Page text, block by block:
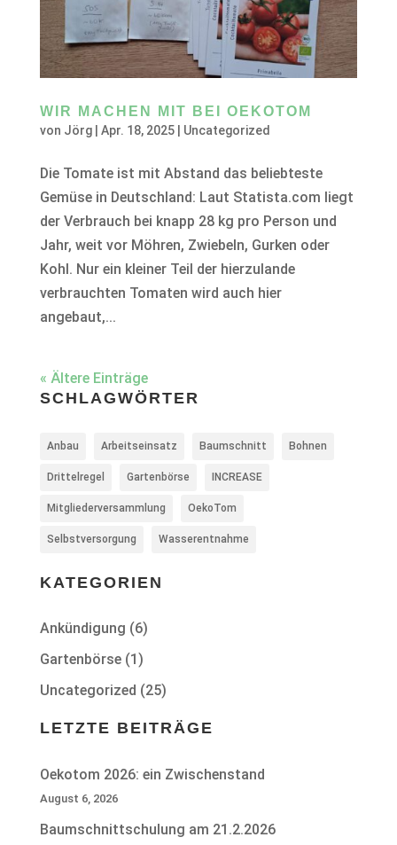
WIR MACHEN MIT BEI OEKOTOM
von Jörg| Apr. 18, 2025| Uncategorized
Die Tomate ist mit Abstand das beliebteste
Gemüse in Deutschland: Laut Statista.com liegt
der Verbrauch bei knapp 28 kg pro Person und
Jahr, weit vor Möhren, Zwiebeln, Gurken oder
Kohl. Nur ein kleiner Teil der hierzulande
verbrauchten Tomaten wird auch hier
angebaut,...
« Ältere Einträge
SCHLAGWÖRTER
Anbau Arbeitseinsatz Baumschnitt Bohnen
Drittelregel Gartenbörse INCREASE
Mitgliederversammlung OekoTom
Selbstversorgung Wasserentnahme
KATEGORIEN
Ankündigung (6)
Gartenbörse(1)
Uncategorized (25)
LETZTE BEITRÄGE
Oekotom 2026: ein Zwischenstand
August 6, 2026
Baumschnittschulung am 21.2.2026